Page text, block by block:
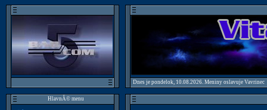
Dnes je pondelok, 10.08.2026. Meniny oslavuje Vavrinec
HlavnĂ© menu